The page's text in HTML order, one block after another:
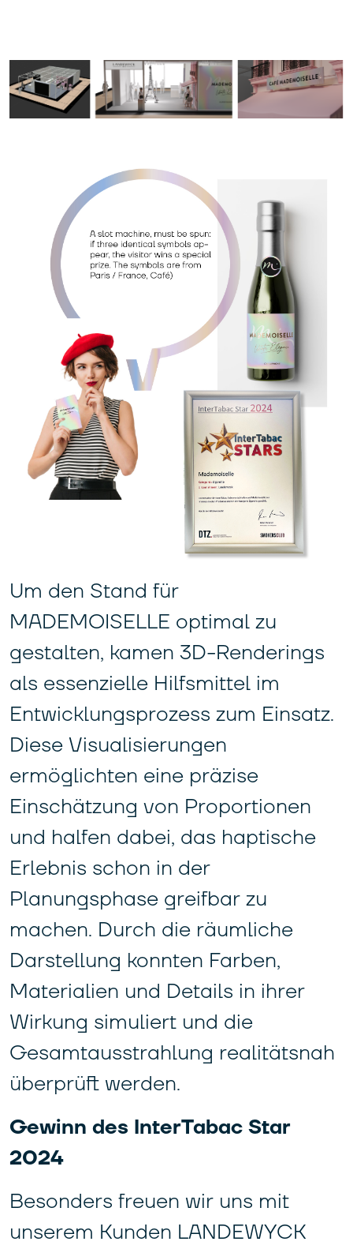
Um den Stand für
MADEMOISELLE optimal zu
gestalten, kamen 3D-Renderings
als essenzielle Hilfsmittel im
Entwicklungsprozess zum Einsatz.
Diese Visualisierungen
ermöglichten eine präzise
Einschätzung von Proportionen
und halfen dabei, das haptische
Erlebnis schon in der
Planungsphase greifbar zu
machen. Durch die räumliche
Darstellung konnten Farben,
Materialien und Details in ihrer
Wirkung simuliert und die
Gesamtausstrahlung realitätsnah
überprüft werden.
Gewinn des InterTabac Star
2024
Besonders freuen wir uns mit
unserem Kunden LANDEWYCK